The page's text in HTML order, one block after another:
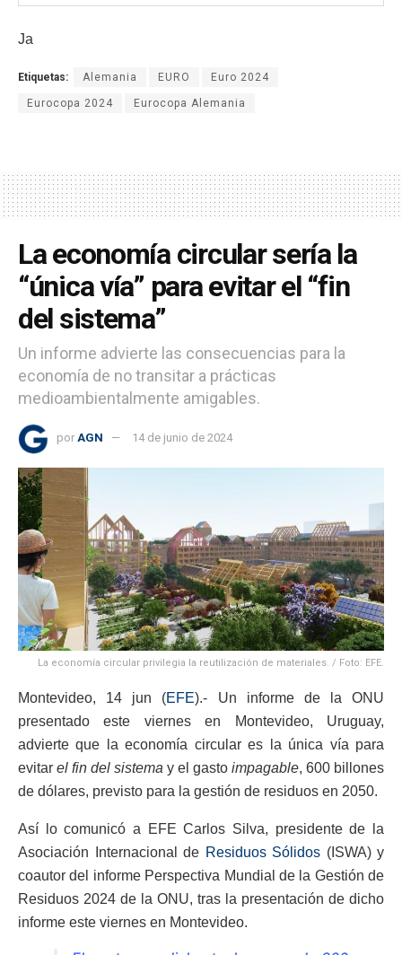
Ja
Etiquetas: Alemania EURO Euro 2024
Eurocopa 2024 Eurocopa Alemania
La economía circular sería la
“única vía” para evitar el “fin
del sistema”
Un informe advierte las consecuencias para la
economía de no transitar a prácticas
medioambientalmente amigables.
por AGN 14 de junio de 2024
La economía circular privilegia la reutilización de materiales. / Foto: EFE.
Montevideo, 14 jun (EFE).- Un informe de la ONU
presentado este viernes en Montevideo, Uruguay,
advierte que la economía circular es la única vía para
evitar el fin del sistema y el gasto impagable, 600 billones
de dólares, previsto para la gestión de residuos en 2050.
Así lo comunicó a EFE Carlos Silva, presidente de la
Asociación Internacional de Residuos Sólidos (ISWA) y
coautor del informe Perspectiva Mundial de la Gestión de
Residuos 2024 de la ONU, tras la presentación de dicho
informe este viernes en Montevideo.